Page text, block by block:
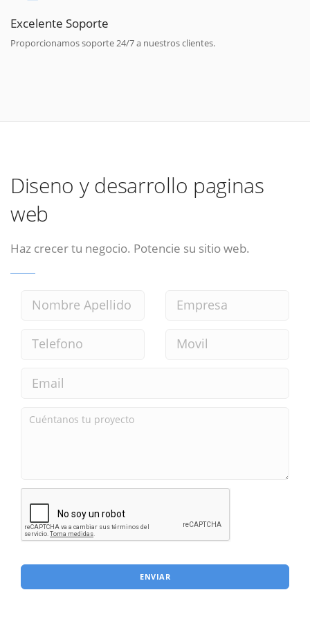
Excelente Soporte
Proporcionamos soporte 24/7 a nuestros clientes.
Diseno y desarrollo paginas
web
Haz crecer tu negocio. Potencie su sitio web.
ENVIAR